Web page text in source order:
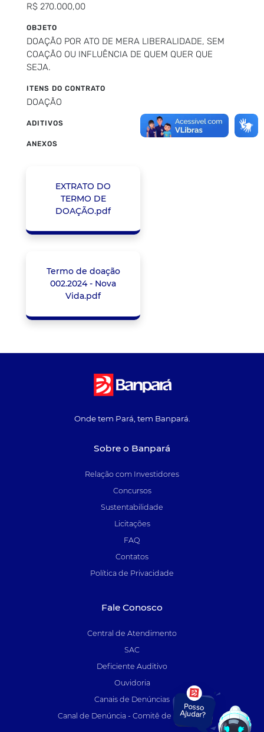
R$ 270.000,00
OBJETO
DOAÇÃO POR ATO DE MERA LIBERALIDADE, SEM
COAÇÃO OU INFLUÊNCIA DE QUEM QUER QUE
SEJA.
ITENS DO CONTRATO
DOAÇÃO
ADITIVOS
ANEXOS
EXTRATO DO
TERMO DE
DOAÇÃO.pdf
Termo de doação
002.2024 - Nova
Vida.pdf
Onde tem Pará, tem Banpará.
Sobre o Banpará
Relação com Investidores
Concursos
Sustentabilidade
Licitações
FAQ
Contatos
Política de Privacidade
Fale Conosco
Central de Atendimento
SAC
Deficiente Auditivo
Ouvidoria
Canais de Denúncias
Canal de Denúncia - Comitê de Auditoria